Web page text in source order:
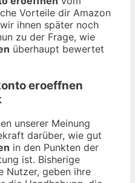
Vorteile dir Amazon
ihnen später noch
zu der Frage, wie
überhaupt bewertet
eroeffnen
unserer Meinung
darüber, wie gut
in den Punkten der
ist. Bisherige
Nutzer, geben ihre